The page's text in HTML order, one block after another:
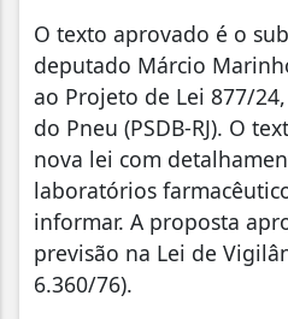
O texto aprovado é o
deputado Márcio
ao Projeto de Lei 877/
do Pneu (PSDB-RJ). O
nova lei com
laboratórios
informar. A proposta
previsão na Lei de
6.360/76).